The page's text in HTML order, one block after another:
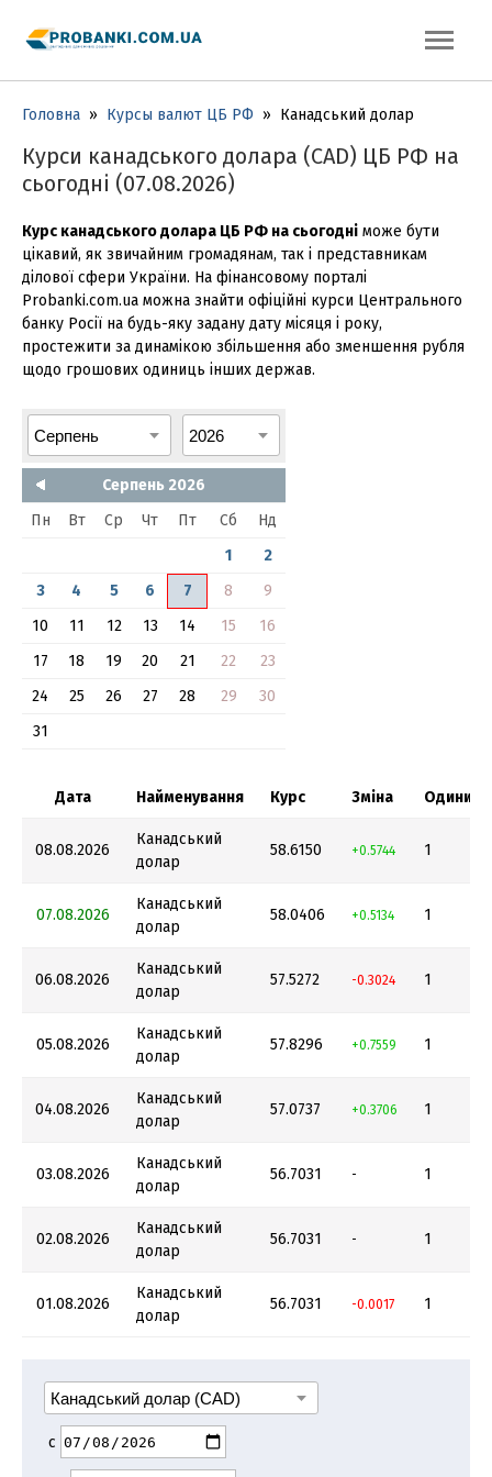
Головна » Курсы валют ЦБ РФ » Канадський долар
Курси канадського долара (CAD) ЦБ РФ на
сьогодні (07.08.2026)
Курс канадського долара ЦБ РФ на сьогодні може бути
цікавий, як звичайним громадянам, так і представникам
ділової сфери України. На фінансовому порталі
Probanki.com.ua можна знайти офіційні курси Центрального
банку Росії на будь-яку задану дату місяця і року,
простежити за динамікою збільшення або зменшення рубля
щодо грошових одиниць інших держав.
Серпень 2026
Пн
Вт Ср Чт Пт Сб
Нд
1
2
3
4 5 6 7 8
9
10
11 12 13 14 15
16
17
18 19 20 21 22
23
24
25 26 27 28 29
30
31
Дата Найменування Курс Зміна Одиниця
08.08.2026
Канадський
долар
58.6150 +0.5744 1
07.08.2026
Канадський
долар
58.0406 +0.5134 1
06.08.2026
Канадський
долар
57.5272 -0.3024 1
05.08.2026
Канадський
долар
57.8296 +0.7559 1
04.08.2026
Канадський
долар
57.0737 +0.3706 1
03.08.2026
Канадський
долар
56.7031 - 1
02.08.2026
Канадський
долар
56.7031 - 1
01.08.2026
Канадський
долар
56.7031 -0.0017 1
с